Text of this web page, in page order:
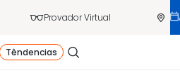
Provador Virtual
Têndencias